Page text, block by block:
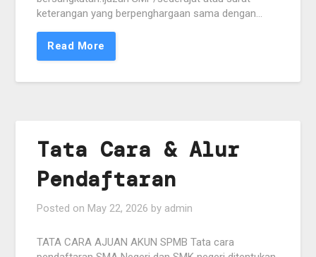
keterangan yang berpenghargaan sama dengan…
Read More
Tata Cara & Alur
Pendaftaran
Posted on May 22, 2026 by admin
TATA CARA AJUAN AKUN SPMB Tata cara